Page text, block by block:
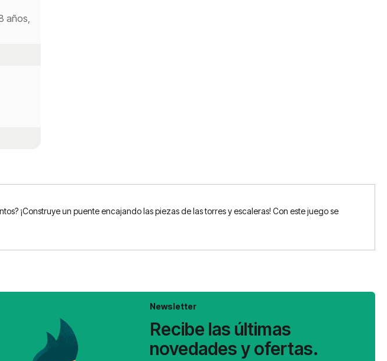
años,
¡Construye un puente encajando las piezas de las torres y escaleras! Con este juego se
Newsletter
Recibe las últimas
novedades y ofertas.